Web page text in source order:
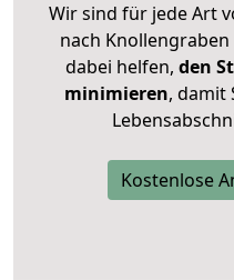
Wir sind für jede Art
nach
dabei helfen, den
minimieren, damit
Kostenlose